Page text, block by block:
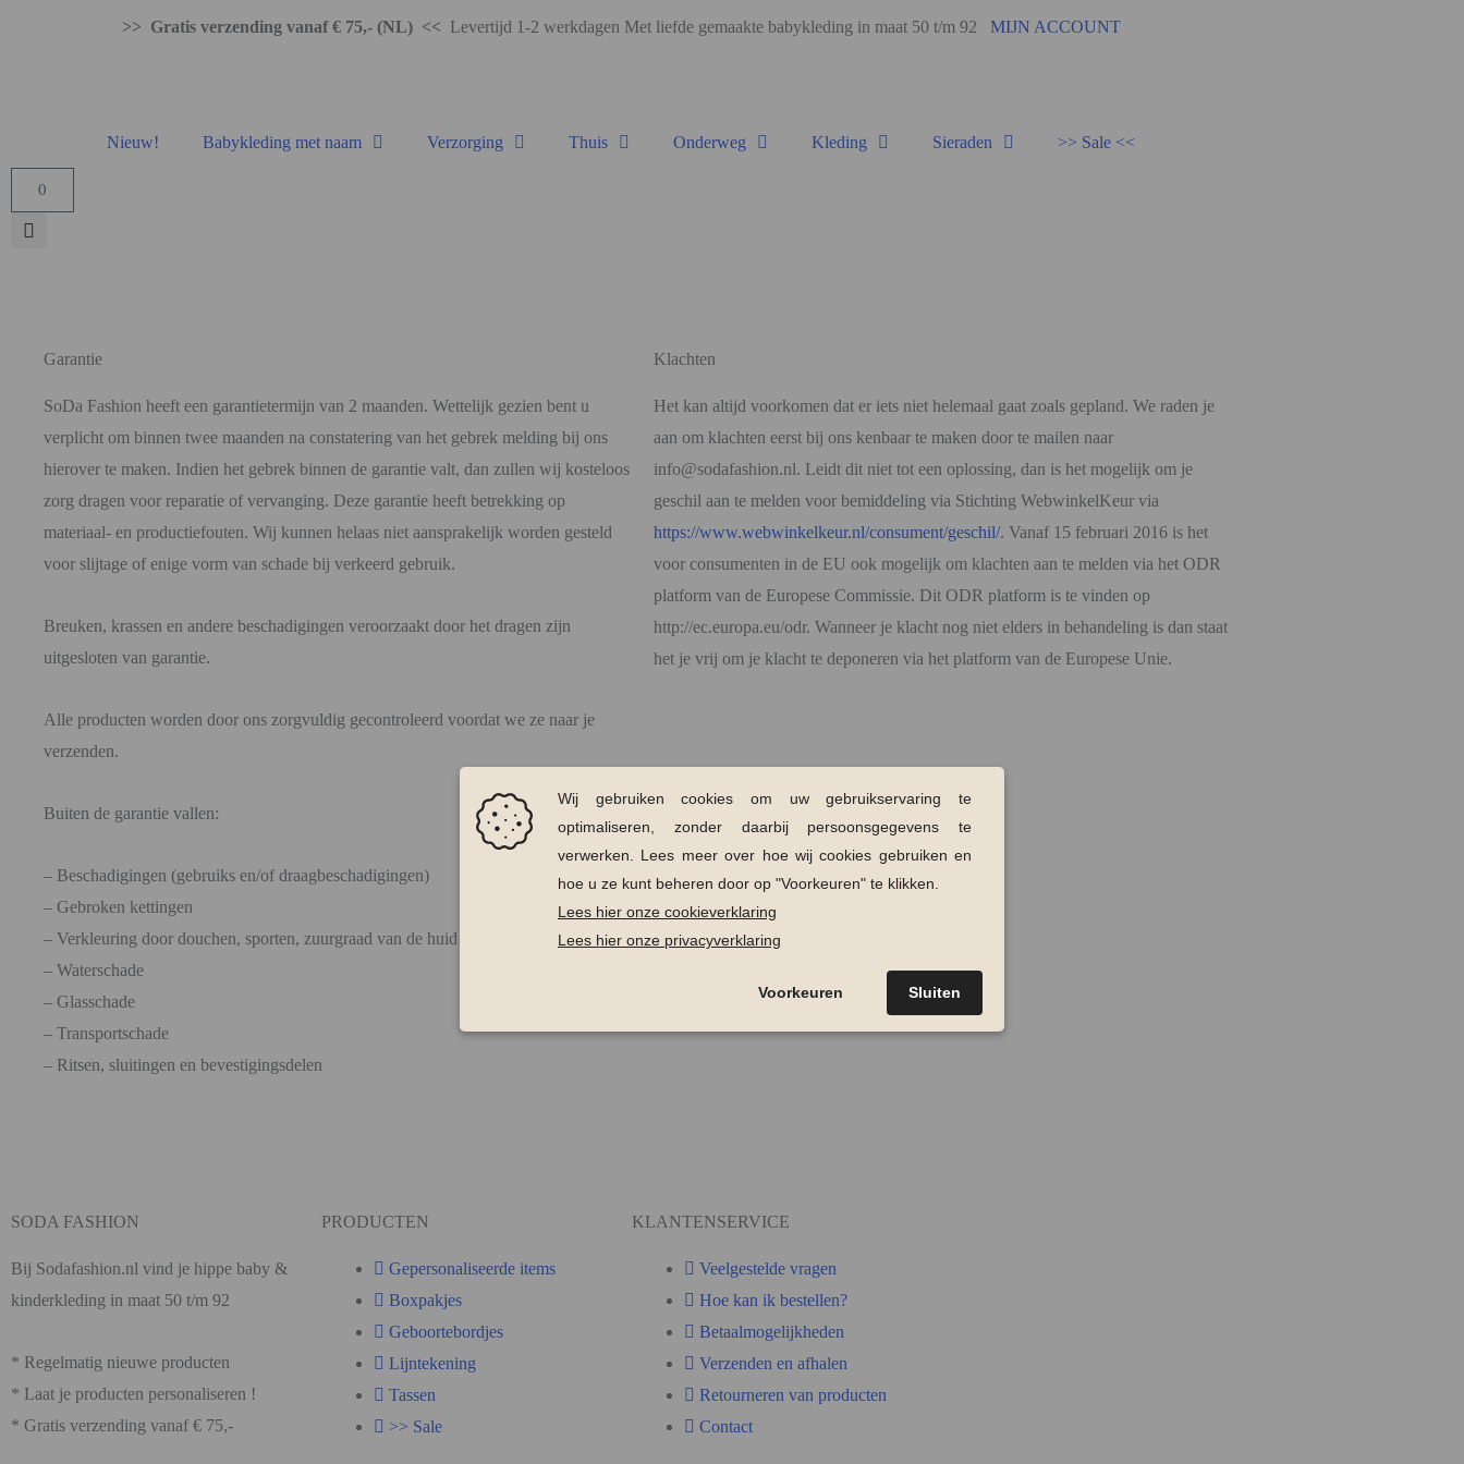
>> Gratis verzending vanaf € 75,- (NL) << Levertijd 1-2 werkdagen Met liefde gemaakte babykleding in maat 50 t/m 92 MIJN ACCOUNT
Nieuw! Babykleding met naam Verzorging Thuis Onderweg Kleding Sieraden >> Sale <<
0
Garantie
SoDa Fashion heeft een garantietermijn van 2 maanden. Wettelijk gezien bent u
verplicht om binnen twee maanden na constatering van het gebrek melding bij ons
hierover te maken. Indien het gebrek binnen de garantie valt, dan zullen wij kosteloos
zorg dragen voor reparatie of vervanging. Deze garantie heeft betrekking op
materiaal- en productiefouten. Wij kunnen helaas niet aansprakelijk worden gesteld
voor slijtage of enige vorm van schade bij verkeerd gebruik.
Breuken, krassen en andere beschadigingen veroorzaakt door het dragen zijn
uitgesloten van garantie.
Alle producten worden door ons zorgvuldig gecontroleerd voordat we ze naar je
verzenden.
Buiten de garantie vallen:
– Beschadigingen (gebruiks en/of draagbeschadigingen)
– Gebroken kettingen
– Verkleuring door douchen, sporten, zuurgraad van de huid etc.
– Waterschade
– Glasschade
– Transportschade
– Ritsen, sluitingen en bevestigingsdelen
Klachten
Het kan altijd voorkomen dat er iets niet helemaal gaat zoals gepland. We raden je
aan om klachten eerst bij ons kenbaar te maken door te mailen naar
info@sodafashion.nl. Leidt dit niet tot een oplossing, dan is het mogelijk om je
geschil aan te melden voor bemiddeling via Stichting WebwinkelKeur via
https://www.webwinkelkeur.nl/consument/geschil/. Vanaf 15 februari 2016 is het
voor consumenten in de EU ook mogelijk om klachten aan te melden via het ODR
platform van de Europese Commissie. Dit ODR platform is te vinden op
http://ec.europa.eu/odr. Wanneer je klacht nog niet elders in behandeling is dan staat
het je vrij om je klacht te deponeren via het platform van de Europese Unie.
SODA FASHION
Bij Sodafashion.nl vind je hippe baby &
kinderkleding in maat 50 t/m 92
* Regelmatig nieuwe producten
* Laat je producten personaliseren !
* Gratis verzending vanaf € 75,-
PRODUCTEN
Gepersonaliseerde items
Boxpakjes
Geboortebordjes
Lijntekening
Tassen
>> Sale
KLANTENSERVICE
Veelgestelde vragen
Hoe kan ik bestellen?
Betaalmogelijkheden
Verzenden en afhalen
Retourneren van producten
Contact